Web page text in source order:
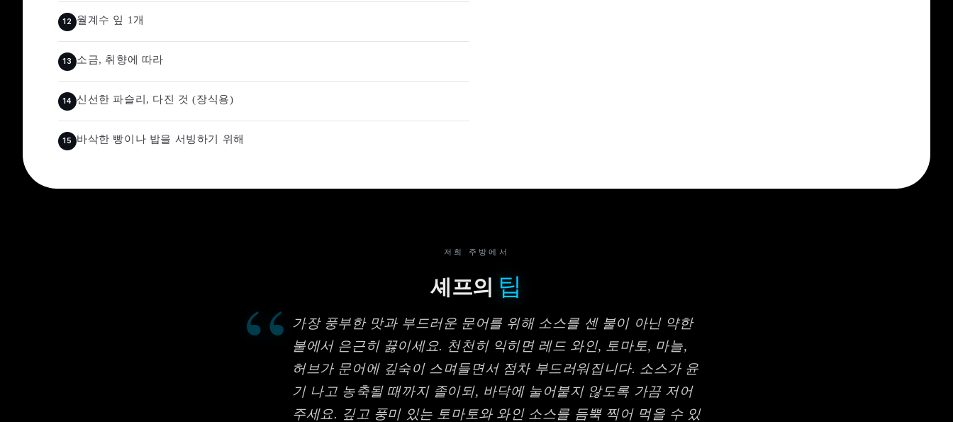
월계수 잎 1개
소금, 취향에 따라
신선한 파슬리, 다진 것 (장식용)
바삭한 빵이나 밥을 서빙하기 위해
저희 주방에서
셰프의 팁
“
가장 풍부한 맛과 부드러운 문어를 위해 소스를 센 불이 아닌 약한
불에서 은근히 끓이세요. 천천히 익히면 레드 와인, 토마토, 마늘,
허브가 문어에 깊숙이 스며들면서 점차 부드러워집니다. 소스가 윤
기 나고 농축될 때까지 졸이되, 바닥에 눌어붙지 않도록 가끔 저어
주세요. 깊고 풍미 있는 토마토와 와인 소스를 듬뿍 찍어 먹을 수 있